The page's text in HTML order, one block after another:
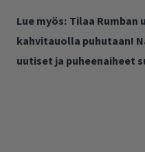
Lue myös: Tilaa Rumban
kahvitauolla puhutaan!
uutiset ja puheenaiheet